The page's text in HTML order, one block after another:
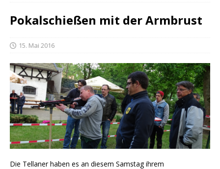
Pokalschießen mit der Armbrust
15. Mai 2016
Die Tellaner haben es an diesem Samstag ihrem